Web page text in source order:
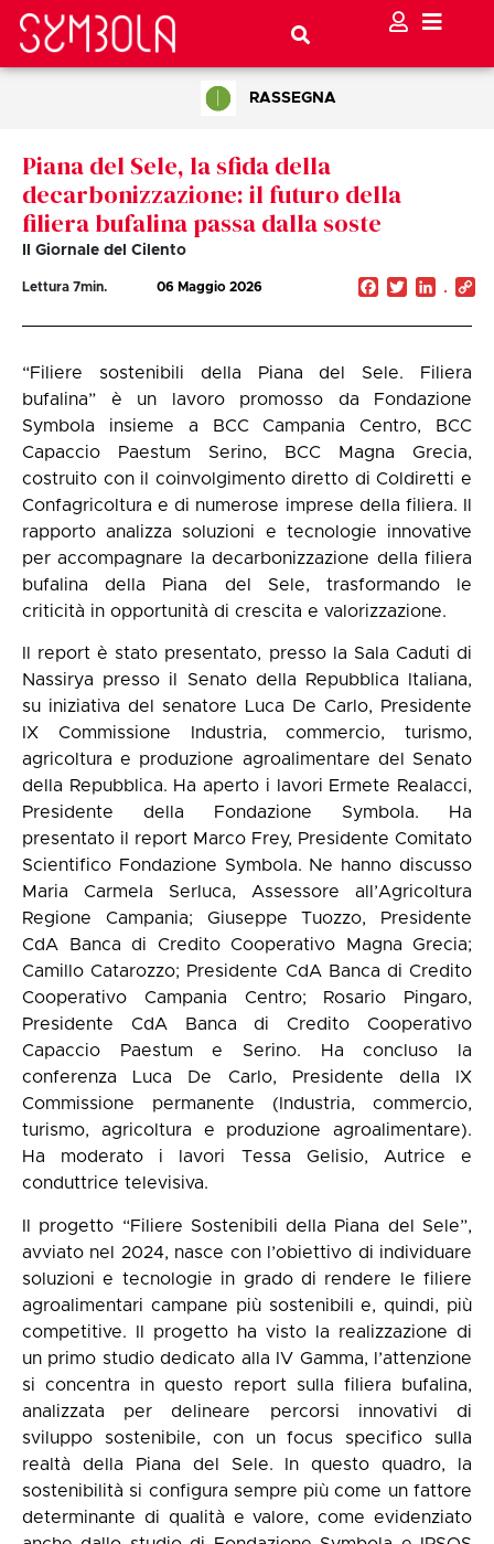
RASSEGNA
Piana del Sele, la sfida della
decarbonizzazione: il futuro della
filiera bufalina passa dalla soste
Il Giornale del Cilento
Lettura 7min. 06 Maggio 2026 Facebook
Twitter
“Filiere sostenibili della Piana del Sele. Filiera
bufalina” è un lavoro promosso da Fondazione
Symbola insieme a BCC Campania Centro, BCC
Capaccio Paestum Serino, BCC Magna Grecia,
costruito con il coinvolgimento diretto di Coldiretti e
Confagricoltura e di numerose imprese della filiera. Il
rapporto analizza soluzioni e tecnologie innovative
per accompagnare la decarbonizzazione della filiera
bufalina della Piana del Sele, trasformando le
criticità in opportunità di crescita e valorizzazione.
Il report è stato presentato, presso la Sala Caduti di
Nassirya presso il Senato della Repubblica Italiana,
su iniziativa del senatore Luca De Carlo, Presidente
IX Commissione Industria, commercio, turismo,
agricoltura e produzione agroalimentare del Senato
della Repubblica. Ha aperto i lavori Ermete Realacci,
Presidente della Fondazione Symbola. Ha
presentato il report Marco Frey, Presidente Comitato
Scientifico Fondazione Symbola. Ne hanno discusso
Maria Carmela Serluca, Assessore all’Agricoltura
Regione Campania; Giuseppe Tuozzo, Presidente
CdA Banca di Credito Cooperativo Magna Grecia;
Camillo Catarozzo; Presidente CdA Banca di Credito
Cooperativo Campania Centro; Rosario Pingaro,
Presidente CdA Banca di Credito Cooperativo
Capaccio Paestum e Serino. Ha concluso la
conferenza Luca De Carlo, Presidente della IX
Commissione permanente (Industria, commercio,
turismo, agricoltura e produzione agroalimentare).
Ha moderato i lavori Tessa Gelisio, Autrice e
conduttrice televisiva.
Il progetto “Filiere Sostenibili della Piana del Sele”,
avviato nel 2024, nasce con l’obiettivo di individuare
soluzioni e tecnologie in grado di rendere le filiere
agroalimentari campane più sostenibili e, quindi, più
competitive. Il progetto ha visto la realizzazione di
un primo studio dedicato alla IV Gamma, l’attenzione
si concentra in questo report sulla filiera bufalina,
analizzata per delineare percorsi innovativi di
sviluppo sostenibile, con un focus specifico sulla
realtà della Piana del Sele. In questo quadro, la
sostenibilità si configura sempre più come un fattore
determinante di qualità e valore, come evidenziato